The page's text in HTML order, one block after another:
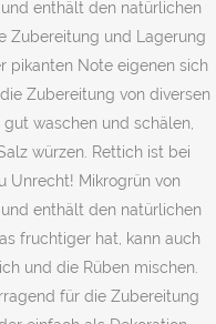
enthält den natürlichen
Zubereitung und Lagerung
pikanten Note eigenen sich
Zubereitung von diversen
waschen und schälen,
würzen. Rettich ist bei
Unrecht! Mikrogrün von
enthält den natürlichen
fruchtiger hat, kann auch
und die Rüben mischen.
für die Zubereitung